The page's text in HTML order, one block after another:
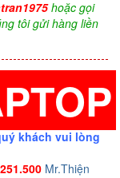
hoặc gọi
tôi gửi hàng liền
khách vui lòng
Mr.Thiện